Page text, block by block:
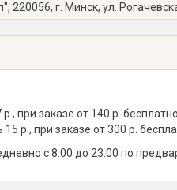
220056, г. Минск, ул.
при заказе от 140 р. бесплатно.
р., при заказе от 300 р.
с 8:00 до 23:00 по